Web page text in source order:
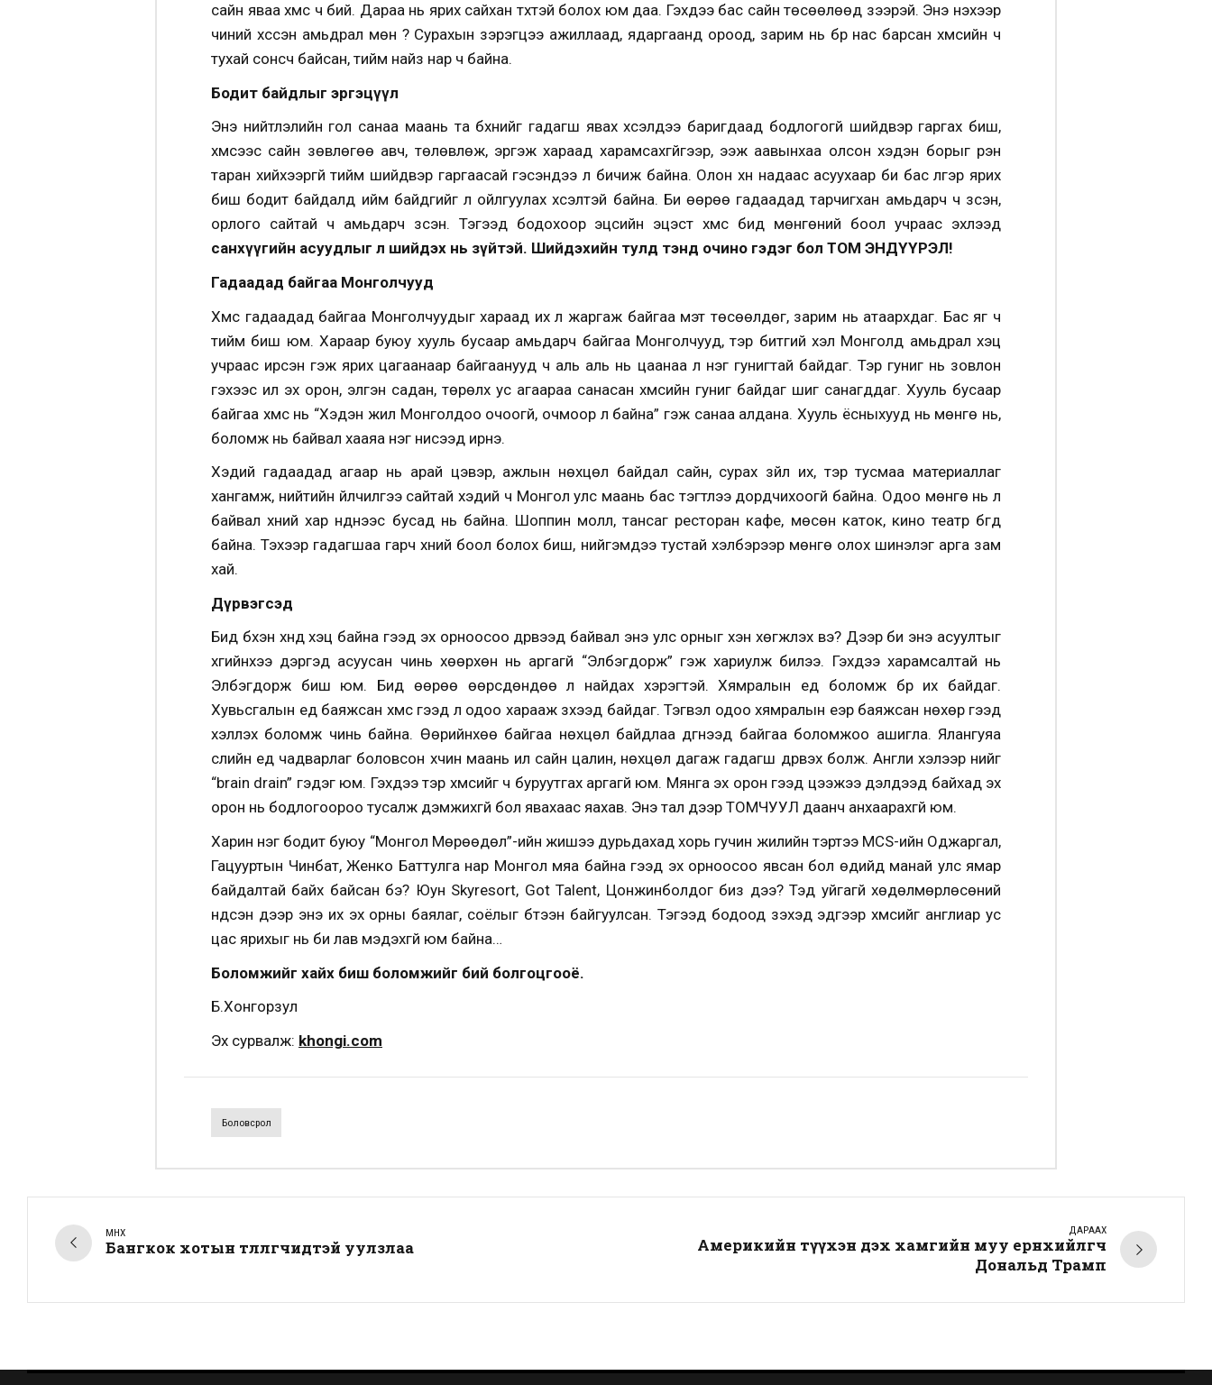
сайн яваа хүмүүс ч бий. Дараа нь ярих сайхан түүхтэй болох юм даа. Гэхдээ бас сайн төсөөлөөд үзээрэй. Энэ үнэхээр
чиний хүссэн амьдрал мөн үү? Сурахын зэрэгцээ ажиллаад, ядаргаанд ороод, зарим нь бүр нас барсан хүмүүсийн ч
тухай сонсч байсан, тийм найз нар ч байна.
Бодит байдлыг эргэцүүл
Энэ нийтлэлийн гол санаа маань та бүхнийг гадагш явах хүсэлдээ баригдаад бодлогогүй шийдвэр гаргах биш,
хүмүүсээс сайн зөвлөгөө авч, төлөвлөж, эргэж хараад харамсахгүйгээр, ээж аавынхаа олсон хэдэн борыг үрэн
таран хийхээргүй тийм шийдвэр гаргаасай гэсэндээ л бичиж байна. Олон хүн надаас асуухаар би бас үлгэр ярих
биш бодит байдалд ийм байдгийг л ойлгуулах хүсэлтэй байна. Би өөрөө гадаадад тарчигхан амьдарч ч үзсэн,
орлого сайтай ч амьдарч үзсэн. Тэгээд бодохоор эцсийн эцэст хүмүүс бид мөнгөний боол учраас эхлээд
санхүүгийн асуудлыг л шийдэх нь зүйтэй. Шийдэхийн тулд тэнд очино гэдэг бол ТОМ ЭНДҮҮРЭЛ!
Гадаадад байгаа Монголчууд
Хүмүүс гадаадад байгаа Монголчуудыг хараад их л жаргаж байгаа мэт төсөөлдөг, зарим нь атаархдаг. Бас яг ч
тийм биш юм. Хараар буюу хууль бусаар амьдарч байгаа Монголчууд, тэр битгий хэл Монголд амьдрал хэцүү
учраас ирсэн гэж ярих цагаанаар байгаанууд ч аль аль нь цаанаа л нэг гунигтай байдаг. Тэр гуниг нь зовлон
гэхээс илүү эх орон, элгэн садан, төрөлх ус агаараа санасан хүмүүсийн гуниг байдаг шиг санагддаг. Хууль бусаар
байгаа хүмүүс нь “Хэдэн жил Монголдоо очоогүй, очмоор л байна” гэж санаа алдана. Хууль ёсныхууд нь мөнгө нь,
боломж нь байвал хааяа нэг нисээд ирнэ.
Хэдий гадаадад агаар нь арай цэвэр, ажлын нөхцөл байдал сайн, сурах зүйл их, тэр тусмаа материаллаг
хангамж, нийтийн үйлчилгээ сайтай хэдий ч Монгол улс маань бас тэгтлээ дордчихоогүй байна. Одоо мөнгө нь л
байвал хүний хар нүднээс бусад нь байна. Шоппин молл, тансаг ресторан кафе, мөсөн каток, кино театр бүгд
байна. Тэхээр гадагшаа гарч хүний боол болох биш, нийгэмдээ тустай хэлбэрээр мөнгө олох шинэлэг арга зам
хай.
Дүрвэгсэд
Бид бүхэн хүнд хэцүү байна гээд эх орноосоо дүрвээд байвал энэ улс орныг хэн хөгжүүлэх вэ? Дээр би энэ асуултыг
хүүгийнхээ дэргэд асуусан чинь хөөрхөн нь аргагүй “Элбэгдорж” гэж хариулж билээ. Гэхдээ харамсалтай нь
Элбэгдорж биш юм. Бид өөрөө өөрсдөндөө л найдах хэрэгтэй. Хямралын үед боломж бүр их байдаг.
Хувьсгалын үед баяжсан хүмүүс гээд л одоо харааж зүхээд байдаг. Тэгвэл одоо хямралын үеэр баяжсан нөхөр гээд
хэлүүлэх боломж чинь байна. Өөрийнхөө байгаа нөхцөл байдлаа дүгнээд байгаа боломжоо ашигла. Ялангуяа
сүүлийн үед чадварлаг боловсон хүчин маань илүү сайн цалин, нөхцөл дагаж гадагш дүрвэх болж. Англи хэлээр үүнийг
“brain drain” гэдэг юм. Гэхдээ тэр хүмүүсийг ч буруутгах аргагүй юм. Мянга эх орон гээд цээжээ дэлдээд байхад эх
орон нь бодлогоороо тусалж дэмжихгүй бол явахаас яахав. Энэ тал дээр ТОМЧУУЛ даанч анхаарахгүй юм.
Харин нэг бодит буюу “Монгол Мөрөөдөл”-ийн жишээ дурьдахад хорь гучин жилийн тэртээ MCS-ийн Оджаргал,
Гацууртын Чинбат, Женко Баттулга нар Монгол мяа байна гээд эх орноосоо явсан бол өдийд манай улс ямар
байдалтай байх байсан бэ? Юун Skyresort, Got Talent, Цонжинболдог биз дээ? Тэд уйгагүй хөдөлмөрлөсөний
үндсэн дээр энэ их эх орны баялаг, соёлыг бүтээн байгуулсан. Тэгээд бодоод үзэхэд эдгээр хүмүүсийг англиар ус
цас ярихыг нь би лав мэдэхгүй юм байна…
Боломжийг хайх биш боломжийг бий болгоцгооё.
Б.Хонгорзул
Эх сурвалж: khongi.com
Боловсрол
ӨМНӨХ
Бангкок хотын төлөөлөгчидтэй уулзлаа
ДАРААХ
Америкийн түүхэн дэх хамгийн муу ерөнхийлөгч
Дональд Трамп